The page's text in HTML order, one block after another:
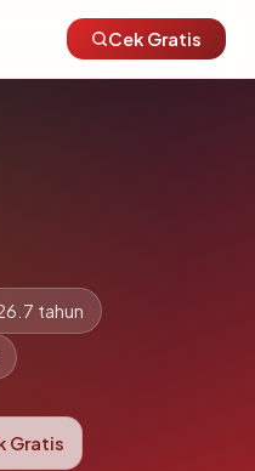
Cek Gratis
tahun
Gratis